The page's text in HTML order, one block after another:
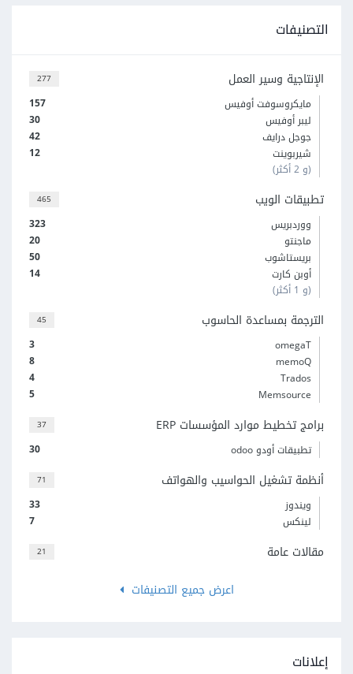
التصنيفات
277 الإنتاجية وسير العمل
157
مايكروسوفت أوفيس
30
ليبر أوفيس
42
جوجل درايف
12
شيربوينت
(و 2 أكثر)
465 تطبيقات الويب
323
ووردبريس
20
ماجنتو
50
بريستاشوب
14
أوبن كارت
(و 1 أكثر)
45 الترجمة بمساعدة الحاسوب
3
omegaT
8
memoQ
4
Trados
5
Memsource
37 برامج تخطيط موارد المؤسسات ERP
30 تطبيقات أودو odoo
71 أنظمة تشغيل الحواسيب والهواتف
33
ويندوز
7
لينكس
21
مقالات عامة
اعرض جميع التصنيفات
إعلانات